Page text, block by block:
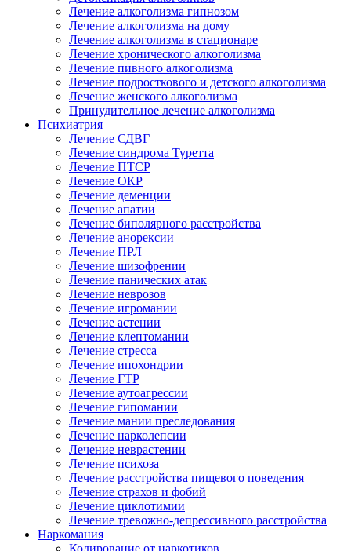
Лечение алкоголизма гипнозом
Лечение алкоголизма на дому
Лечение алкоголизма в стационаре
Лечение хронического алкоголизма
Лечение пивного алкоголизма
Лечение подросткового и детского алкоголизма
Лечение женского алкоголизма
Принудительное лечение алкоголизма
Психиатрия
Лечение СДВГ
Лечение синдрома Туретта
Лечение ПТСР
Лечение ОКР
Лечение деменции
Лечение апатии
Лечение биполярного расстройства
Лечение анорексии
Лечение ПРЛ
Лечение шизофрении
Лечение панических атак
Лечение неврозов
Лечение игромании
Лечение астении
Лечение клептомании
Лечение стресса
Лечение ипохондрии
Лечение ГТР
Лечение аутоагрессии
Лечение гипомании
Лечение мании преследования
Лечение нарколепсии
Лечение неврастении
Лечение психоза
Лечение расстройства пищевого поведения
Лечение страхов и фобий
Лечение циклотимии
Лечение тревожно-депрессивного расстройства
Наркомания
Кодирование от наркотиков